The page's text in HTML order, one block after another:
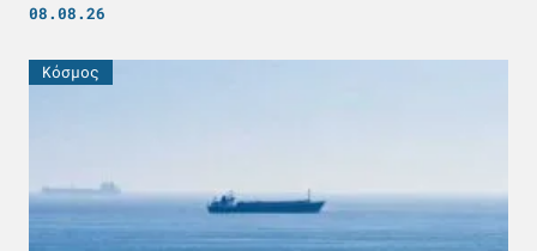
08.08.26
Κόσμος